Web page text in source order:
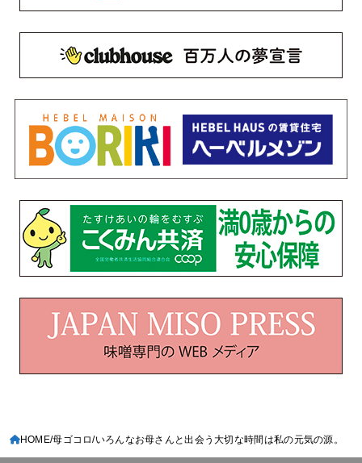
HOME 母ゴコロ いろんなお母さんと出会う大切な時間は私の元気の源。